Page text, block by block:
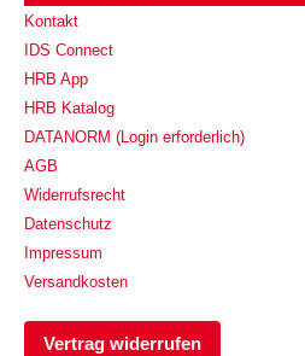
Kontakt
IDS Connect
HRB App
HRB Katalog
DATANORM (Login erforderlich)
AGB
Widerrufsrecht
Datenschutz
Impressum
Versandkosten
Vertrag widerrufen